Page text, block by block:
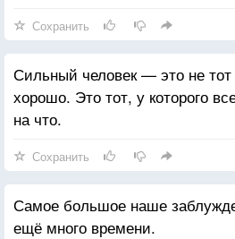
Сохранить
Сильный человек — это не тот
хорошо. Это тот, у которого
на что.
Сохранить
Самое большое наше
ещё много времени.